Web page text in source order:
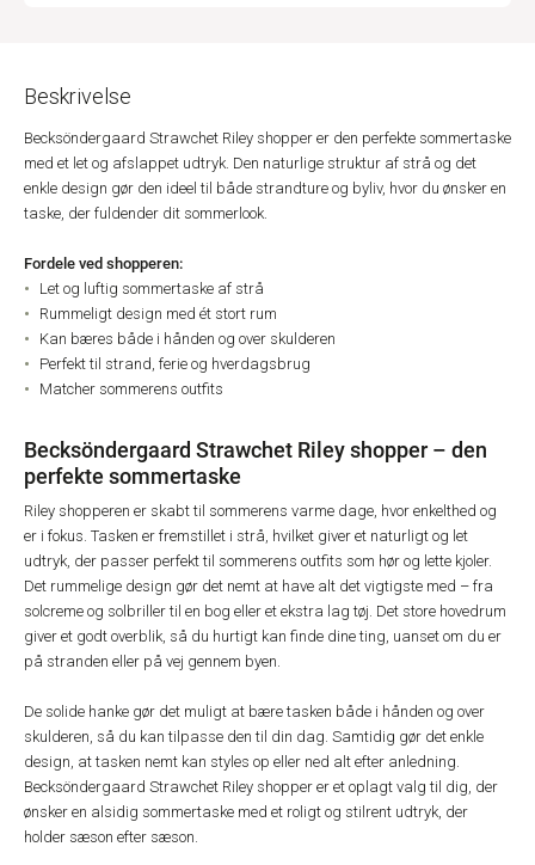
Beskrivelse
Becksöndergaard Strawchet Riley shopper er den perfekte sommertaske
med et let og afslappet udtryk. Den naturlige struktur af strå og det
enkle design gør den ideel til både strandture og byliv, hvor du ønsker en
taske, der fuldender dit sommerlook.
Fordele ved shopperen:
Let og luftig sommertaske af strå
Rummeligt design med ét stort rum
Kan bæres både i hånden og over skulderen
Perfekt til strand, ferie og hverdagsbrug
Matcher sommerens outfits
Becksöndergaard Strawchet Riley shopper – den
perfekte sommertaske
Riley shopperen er skabt til sommerens varme dage, hvor enkelthed og
er i fokus. Tasken er fremstillet i strå, hvilket giver et naturligt og let
udtryk, der passer perfekt til sommerens outfits som hør og lette kjoler.
Det rummelige design gør det nemt at have alt det vigtigste med – fra
solcreme og solbriller til en bog eller et ekstra lag tøj. Det store hovedrum
giver et godt overblik, så du hurtigt kan finde dine ting, uanset om du er
på stranden eller på vej gennem byen.
De solide hanke gør det muligt at bære tasken både i hånden og over
skulderen, så du kan tilpasse den til din dag. Samtidig gør det enkle
design, at tasken nemt kan styles op eller ned alt efter anledning.
Becksöndergaard Strawchet Riley shopper er et oplagt valg til dig, der
ønsker en alsidig sommertaske med et roligt og stilrent udtryk, der
holder sæson efter sæson.